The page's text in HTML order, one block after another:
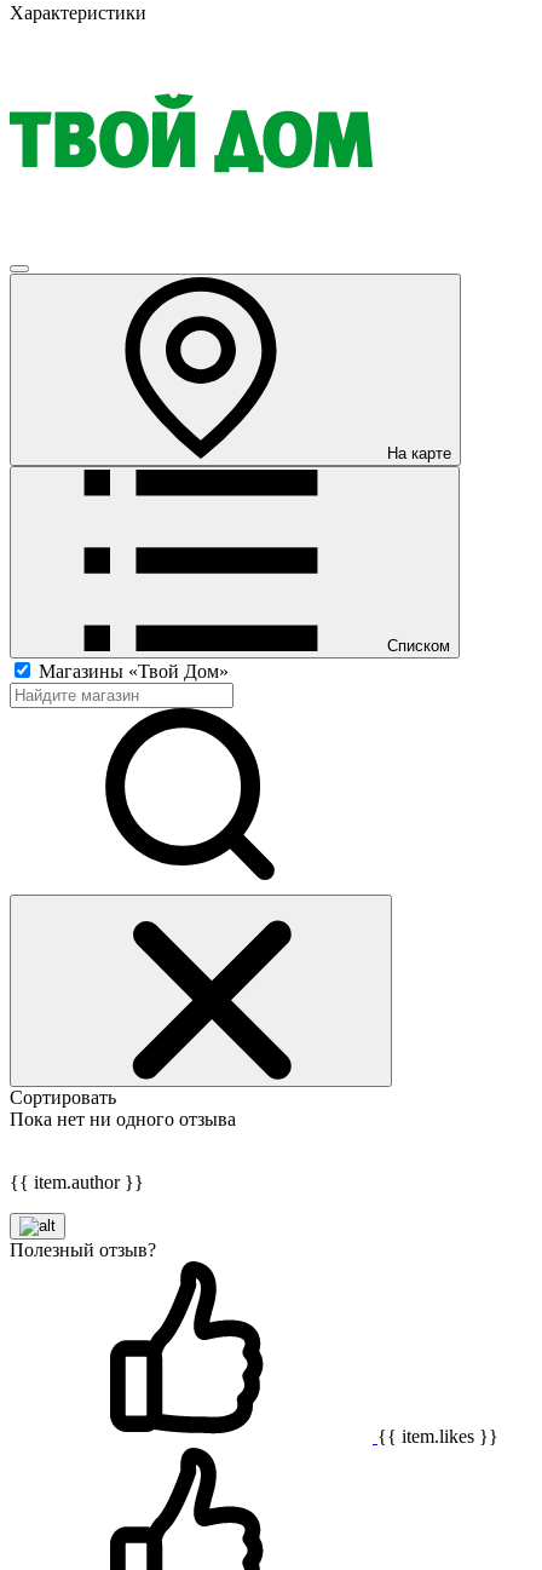
Характеристики
На карте
Списком
Магазины «Твой Дом»
Сортировать
Пока нет ни одного отзыва
{{ item.author }}
Полезный отзыв?
{{ item.likes }}